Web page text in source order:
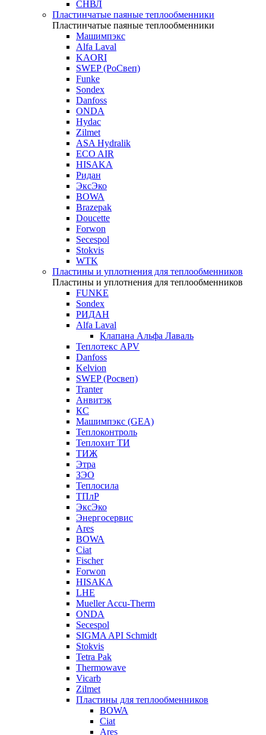
СНВЛ
Пластинчатые паяные теплообменники
Пластинчатые паяные теплообменники
Машимпэкс
Alfa Laval
KAORI
SWEP (РоСвеп)
Funke
Sondex
Danfoss
ONDA
Hydac
Zilmet
ASA Hydralik
ECO AIR
HISAKA
Ридан
ЭксЭко
BOWA
Brazepak
Doucette
Forwon
Secespol
Stokvis
WTK
Пластины и уплотнения для теплообменников
Пластины и уплотнения для теплообменников
FUNKE
Sondex
РИДАН
Alfa Laval
Клапана Альфа Лаваль
Теплотекс APV
Danfoss
Kelvion
SWEP (Росвеп)
Tranter
Анвитэк
КС
Машимпэкс (GEA)
Теплоконтроль
Теплохит ТИ
ТИЖ
Этра
ЗЭО
Теплосила
ТПлР
ЭксЭко
Энергосервис
Ares
BOWA
Ciat
Fischer
Forwon
HISAKA
LHE
Mueller Accu-Therm
ONDA
Secespol
SIGMA API Schmidt
Stokvis
Tetra Pak
Thermowave
Vicarb
Zilmet
Пластины для теплообменников
BOWA
Ciat
Ares